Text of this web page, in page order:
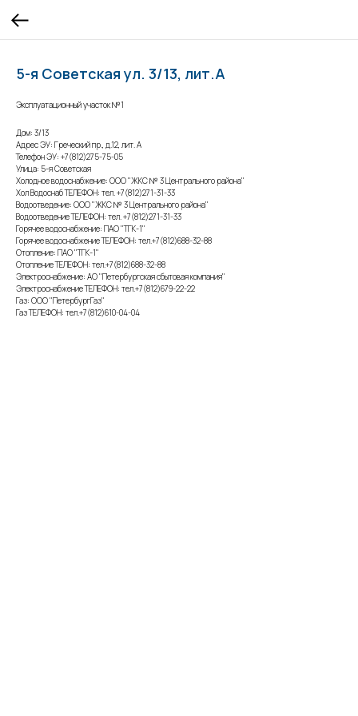
5-я Советская ул. 3/13, лит.А
Эксплуатационный участок №1
Дом: 3/13
Адрес ЭУ: Греческий пр., д.12, лит. А
Телефон ЭУ: +7(812)275-75-05
Улица: 5-я Советская
Холодное водоснабжение: ООО "ЖКС № 3 Центрального района"
Хол Водоснаб ТЕЛЕФОН: тел. +7(812)271-31-33
Водоотведение: ООО "ЖКС № 3 Центрального района"
Водоотведение ТЕЛЕФОН: тел. +7(812)271-31-33
Горячее водоснабжение: ПАО "ТГК-1"
Горячее водоснабжение ТЕЛЕФОН: тел.+7(812)688-32-88
Отопление: ПАО "ТГК-1"
Отопление ТЕЛЕФОН: тел.+7(812)688-32-88
Электроснабжение: АО "Петербургская сбытовая компания"
Электроснабжение ТЕЛЕФОН: тел.+7(812)679-22-22
Газ: ООО "ПетербургГаз"
Газ ТЕЛЕФОН: тел.+7(812)610-04-04